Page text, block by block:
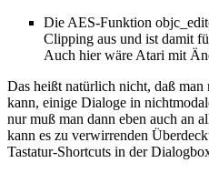
Die AES-Funktion
Clipping aus und ist damit
Auch hier wäre Atari mit
Das heißt natürlich nicht, daß man
kann, einige Dialoge in
nur muß man dann eben auch an
kann es zu verwirrenden
Tastatur-Shortcuts in der